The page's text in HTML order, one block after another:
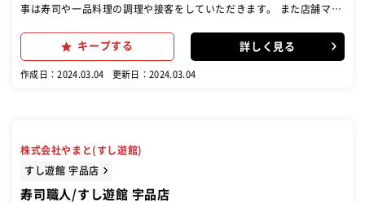
事は寿司や一品料理の調理や接客をしていただきます。 また店舗マネ
管理、また売上管理、アルバイトの面接・育成、メニュー開発などで
す。 いち早く店長を目指して頂くためには店舗マネジメントが重要で
キープする 詳しく見る
作成日：2024.03.04 更新日：2024.03.04
株式会社やまと(すし遊館)
すし遊館 宇品店
寿司職人/すし遊館 宇品店